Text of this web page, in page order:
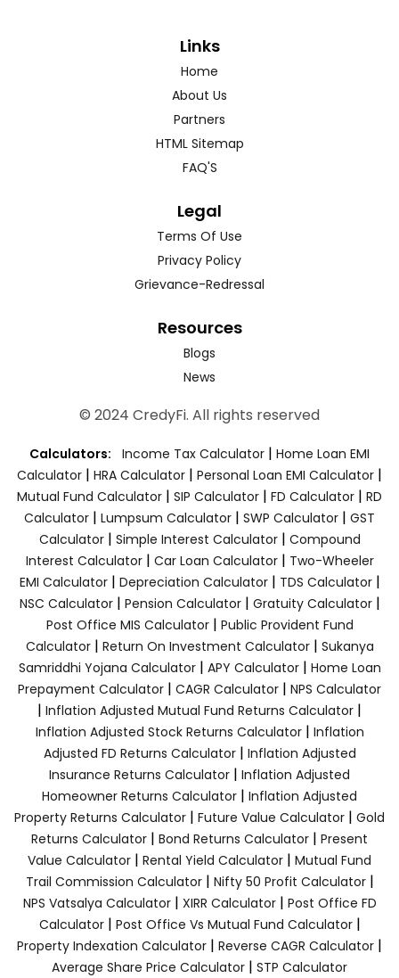
Links
Home
About Us
Partners
HTML Sitemap
FAQ'S
Legal
Terms Of Use
Privacy Policy
Grievance-Redressal
Resources
Blogs
News
© 2024 CredyFi. All rights reserved
Calculators: Income Tax Calculator | Home Loan EMI
Calculator | HRA Calculator | Personal Loan EMI Calculator |
Mutual Fund Calculator | SIP Calculator | FD Calculator | RD
Calculator | Lumpsum Calculator | SWP Calculator | GST
Calculator| Simple Interest Calculator| Compound
Interest Calculator| Car Loan Calculator| Two-Wheeler
EMI Calculator| Depreciation Calculator| TDS Calculator|
NSC Calculator| Pension Calculator| Gratuity Calculator|
Post Office MIS Calculator| Public Provident Fund
Calculator| Return On Investment Calculator| Sukanya
Samriddhi Yojana Calculator| APY Calculator| Home Loan
Prepayment Calculator | CAGR Calculator | NPS Calculator
| Inflation Adjusted Mutual Fund Returns Calculator |
Inflation Adjusted Stock Returns Calculator| Inflation
Adjusted FD Returns Calculator| Inflation Adjusted
Insurance Returns Calculator | Inflation Adjusted
Homeowner Returns Calculator | Inflation Adjusted
Property Returns Calculator | Future Value Calculator | Gold
Returns Calculator | Bond Returns Calculator | Present
Value Calculator | Rental Yield Calculator | Mutual Fund
Trail Commission Calculator| Nifty 50 Profit Calculator|
NPS Vatsalya Calculator| XIRR Calculator| Post Office FD
Calculator| Post Office Vs Mutual Fund Calculator|
Property Indexation Calculator | Reverse CAGR Calculator |
Average Share Price Calculator | STP Calculator